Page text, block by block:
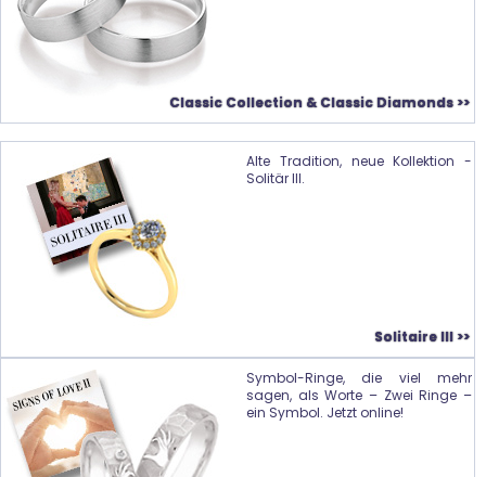
Classic Collection & Classic Diamonds >>
Alte Tradition, neue Kollektion -
Solitär III.
Solitaire III >>
Symbol-Ringe, die viel mehr
sagen, als Worte – Zwei Ringe –
ein Symbol. Jetzt online!